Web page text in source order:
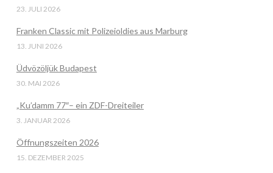
23. JULI 2026
Franken Classic mit Polizeioldies aus Marburg
13. JUNI 2026
Üdvözöljük Budapest
30. MAI 2026
„Ku’damm 77″– ein ZDF-Dreiteiler
3. JANUAR 2026
Öffnungszeiten 2026
15. DEZEMBER 2025